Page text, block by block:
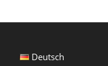
Deutsch